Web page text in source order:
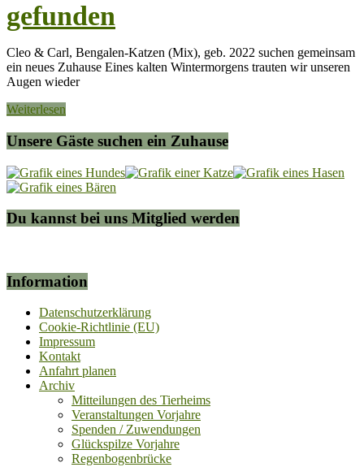
gefunden
Cleo & Carl, Bengalen-Katzen (Mix), geb. 2022 suchen gemeinsam
ein neues Zuhause Eines kalten Wintermorgens trauten wir unseren
Augen wieder
Weiterlesen
Unsere Gäste suchen ein Zuhause
Du kannst bei uns Mitglied werden
Information
Datenschutzerklärung
Cookie-Richtlinie (EU)
Impressum
Kontakt
Anfahrt planen
Archiv
Mitteilungen des Tierheims
Veranstaltungen Vorjahre
Spenden / Zuwendungen
Glückspilze Vorjahre
Regenbogenbrücke